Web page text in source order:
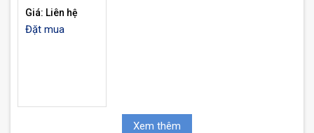
Giá: Liên hệ
Đặt mua
Xem thêm